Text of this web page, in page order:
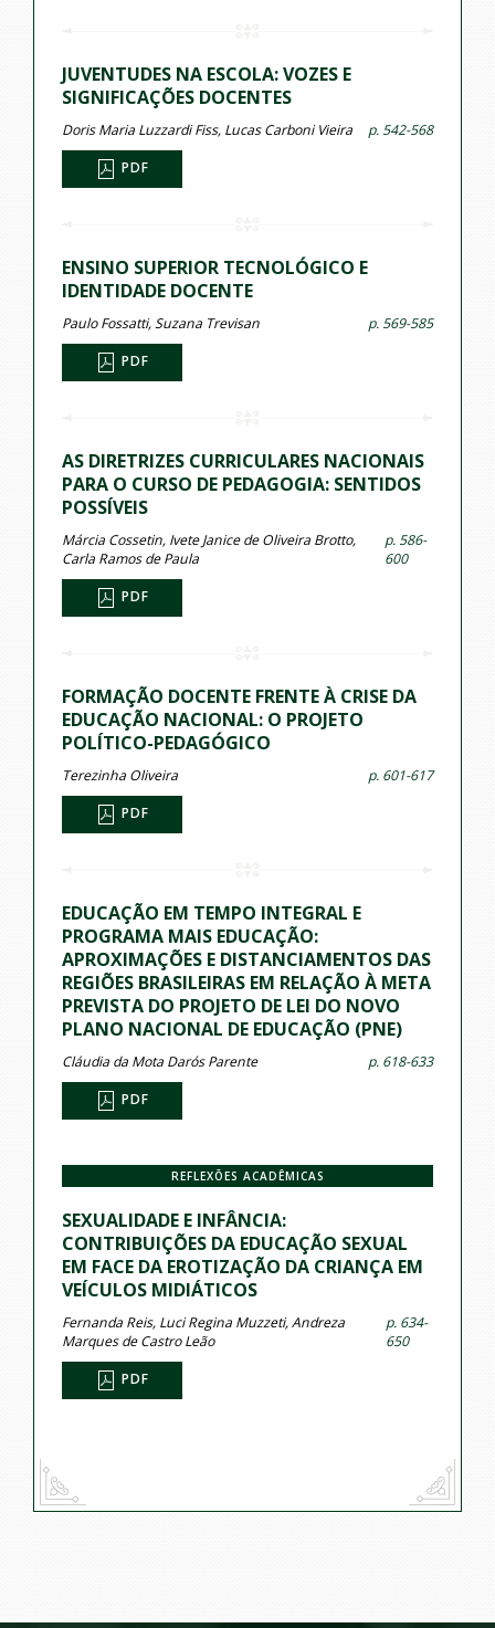
JUVENTUDES NA ESCOLA: VOZES E
SIGNIFICAÇÕES DOCENTES
Doris Maria Luzzardi Fiss, Lucas Carboni Vieira p. 542-568
PDF
ENSINO SUPERIOR TECNOLÓGICO E
IDENTIDADE DOCENTE
Paulo Fossatti, Suzana Trevisan p. 569-585
PDF
AS DIRETRIZES CURRICULARES NACIONAIS
PARA O CURSO DE PEDAGOGIA: SENTIDOS
POSSÍVEIS
Márcia Cossetin, Ivete Janice de Oliveira Brotto,
Carla Ramos de Paula
p. 586-
600
PDF
FORMAÇÃO DOCENTE FRENTE À CRISE DA
EDUCAÇÃO NACIONAL: O PROJETO
POLÍTICO-PEDAGÓGICO
Terezinha Oliveira p. 601-617
PDF
EDUCAÇÃO EM TEMPO INTEGRAL E
PROGRAMA MAIS EDUCAÇÃO:
APROXIMAÇÕES E DISTANCIAMENTOS DAS
REGIÕES BRASILEIRAS EM RELAÇÃO À META
PREVISTA DO PROJETO DE LEI DO NOVO
PLANO NACIONAL DE EDUCAÇÃO (PNE)
Cláudia da Mota Darós Parente p. 618-633
PDF
REFLEXÕES ACADÊMICAS
SEXUALIDADE E INFÂNCIA:
CONTRIBUIÇÕES DA EDUCAÇÃO SEXUAL
EM FACE DA EROTIZAÇÃO DA CRIANÇA EM
VEÍCULOS MIDIÁTICOS
Fernanda Reis, Luci Regina Muzzeti, Andreza
Marques de Castro Leão
p. 634-
650
PDF